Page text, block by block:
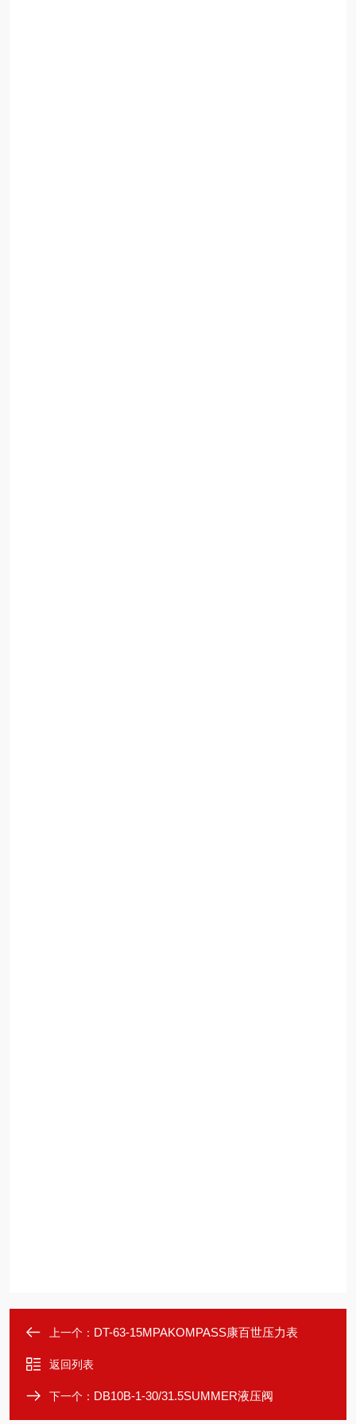
上一个： DT-63-15MPAKOMPASS康百世压力表
返回列表
下一个： DB10B-1-30/31.5SUMMER液压阀